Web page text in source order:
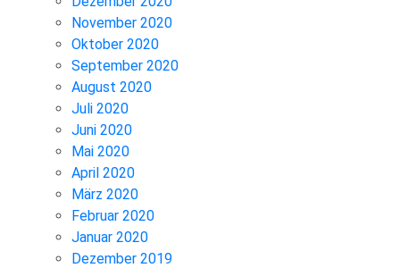
November 2020
Oktober 2020
September 2020
August 2020
Juli 2020
Juni 2020
Mai 2020
April 2020
März 2020
Februar 2020
Januar 2020
Dezember 2019